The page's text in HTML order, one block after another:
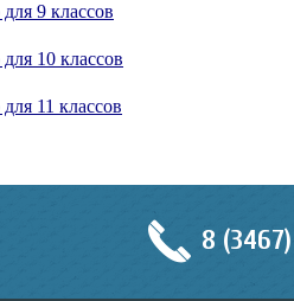
9 классов
10 классов
11 классов
8